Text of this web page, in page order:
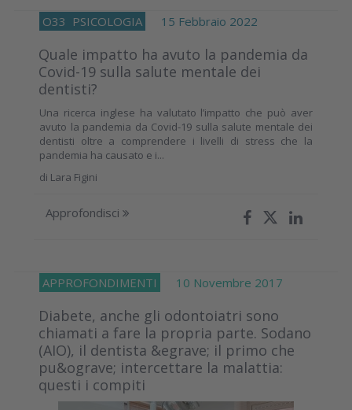
O33 PSICOLOGIA 15 Febbraio 2022
Quale impatto ha avuto la pandemia da
Covid-19 sulla salute mentale dei
dentisti?
Una ricerca inglese ha valutato l’impatto che può aver
avuto la pandemia da Covid-19 sulla salute mentale dei
dentisti oltre a comprendere i livelli di stress che la
pandemia ha causato e i...
di Lara Figini
Approfondisci
APPROFONDIMENTI 10 Novembre 2017
Diabete, anche gli odontoiatri sono
chiamati a fare la propria parte. Sodano
(AIO), il dentista &egrave; il primo che
pu&ograve; intercettare la malattia:
questi i compiti